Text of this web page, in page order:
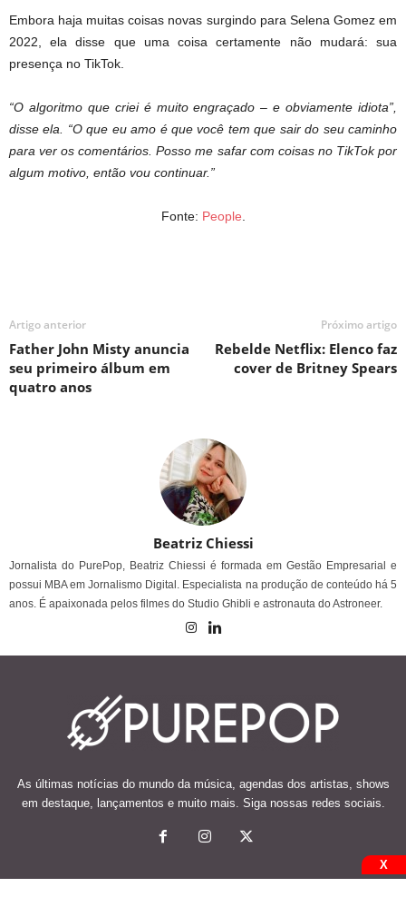
Embora haja muitas coisas novas surgindo para Selena Gomez em
2022, ela disse que uma coisa certamente não mudará: sua
presença no TikTok.
“O algoritmo que criei é muito engraçado – e obviamente idiota”,
disse ela. “O que eu amo é que você tem que sair do seu caminho
para ver os comentários. Posso me safar com coisas no TikTok por
algum motivo, então vou continuar.”
Fonte: People
Artigo anterior
Father John Misty anuncia
seu primeiro álbum em
quatro anos
Próximo artigo
Rebelde Netflix: Elenco faz
cover de Britney Spears
Beatriz Chiessi
Jornalista do PurePop, Beatriz Chiessi é formada em Gestão Empresarial e
possui MBA em Jornalismo Digital. Especialista na produção de conteúdo há 5
anos. É apaixonada pelos filmes do Studio Ghibli e astronauta do Astroneer.
As últimas notícias do mundo da música, agendas dos artistas, shows
em destaque, lançamentos e muito mais. Siga nossas redes sociais.
X